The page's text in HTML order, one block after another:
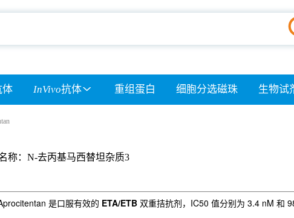
体 InVivo抗体 重组蛋白 细胞分选磁珠 生物试
称：N-去丙基马西替坦杂质3
是口服有效的 ETA/ETB 双重拮抗剂，IC50 值分别为 3.4 nM 和